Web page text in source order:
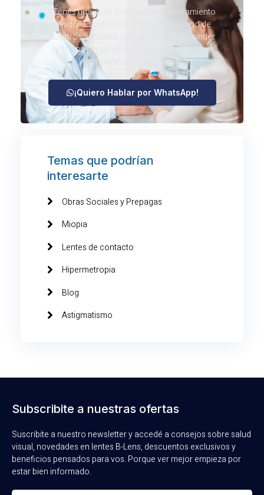
¿Tenés una duda o necesitás asesoramiento
rápido? Escribinos por WhatsApp y uno de
nuestros asesores ópticos te va a responder
de forma personalizada para ayudarte a ver
con claridad y tranquilidad.
¡Quiero Hablar por WhatsApp!
Temas que podrían
interesarte
Obras Sociales y Prepagas
Miopia
Lentes de contacto
Hipermetropia
Blog
Astigmatismo
Subscribite a nuestras ofertas
Suscribite a nuestro newsletter y accedé a consejos sobre salud
visual, novedades en lentes B-Lens, descuentos exclusivos y
beneficios pensados para vos. Porque ver mejor empieza por
estar bien informado.